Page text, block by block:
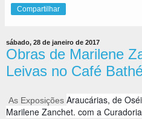
Compartilhar
sábado, 28 de janeiro de 2017
Obras de Marilene
Leivas no Café
As Exposições Araucárias, de
Marilene Zanchet. com a